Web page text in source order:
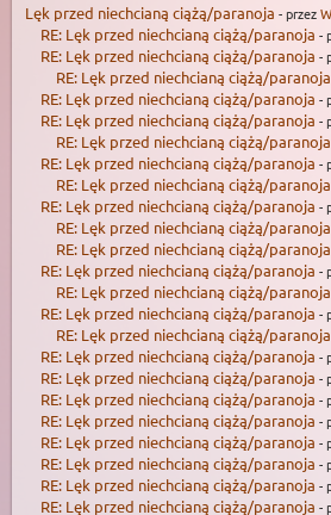
Lęk przed niechcianą ciążą/paranoja - przez
RE: Lęk przed niechcianą ciążą/paranoja -
RE: Lęk przed niechcianą ciążą/paranoja -
RE: Lęk przed niechcianą ciążą/paranoja
RE: Lęk przed niechcianą ciążą/paranoja -
RE: Lęk przed niechcianą ciążą/paranoja -
RE: Lęk przed niechcianą ciążą/paranoja
RE: Lęk przed niechcianą ciążą/paranoja -
RE: Lęk przed niechcianą ciążą/paranoja
RE: Lęk przed niechcianą ciążą/paranoja -
RE: Lęk przed niechcianą ciążą/paranoja
RE: Lęk przed niechcianą ciążą/paranoja
RE: Lęk przed niechcianą ciążą/paranoja -
RE: Lęk przed niechcianą ciążą/paranoja
RE: Lęk przed niechcianą ciążą/paranoja -
RE: Lęk przed niechcianą ciążą/paranoja
RE: Lęk przed niechcianą ciążą/paranoja -
RE: Lęk przed niechcianą ciążą/paranoja -
RE: Lęk przed niechcianą ciążą/paranoja -
RE: Lęk przed niechcianą ciążą/paranoja -
RE: Lęk przed niechcianą ciążą/paranoja -
RE: Lęk przed niechcianą ciążą/paranoja -
RE: Lęk przed niechcianą ciążą/paranoja -
RE: Lęk przed niechcianą ciążą/paranoja -